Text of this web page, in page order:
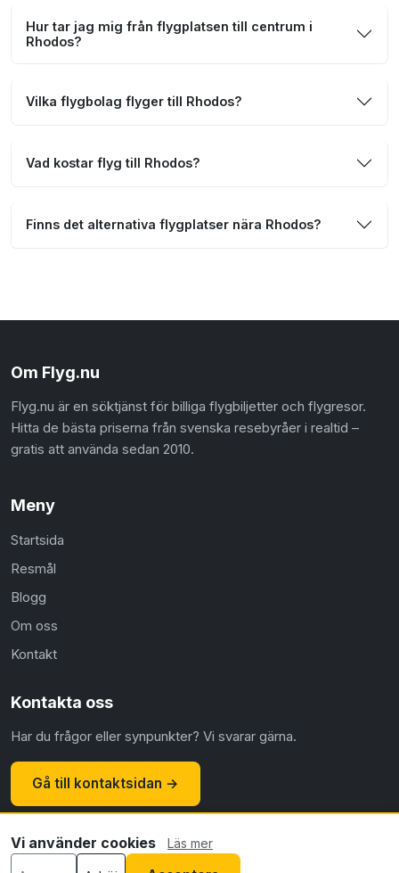
Hur tar jag mig från flygplatsen till centrum i
Rhodos?
Vilka flygbolag flyger till Rhodos?
Vad kostar flyg till Rhodos?
Finns det alternativa flygplatser nära Rhodos?
Om Flyg.nu
Flyg.nu är en söktjänst för billiga flygbiljetter och flygresor.
Hitta de bästa priserna från svenska resebyråer i realtid –
gratis att använda sedan 2010.
Meny
Startsida
Resmål
Blogg
Om oss
Kontakt
Kontakta oss
Har du frågor eller synpunkter? Vi svarar gärna.
Gå till kontaktsidan →
Vi använder cookies Läs mer